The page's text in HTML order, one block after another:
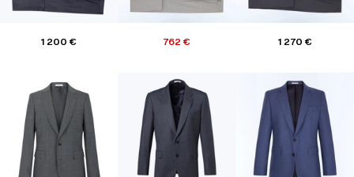
1 200 € 762 € 1 270 €